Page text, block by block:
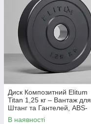
Диск Композитний Elitum
Titan 1,25 кг – Вантаж для
Штанг та Гантелей, ABS-
Покриття, Діаметр 30 мм
В наявності